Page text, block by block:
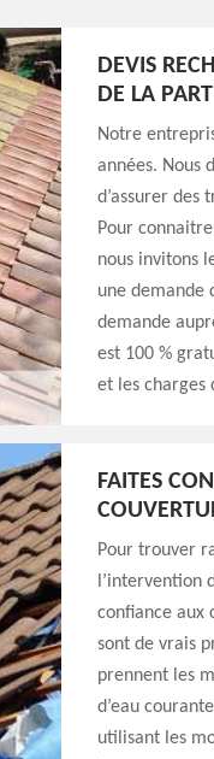
DEVIS
DE LA
Notre
années. Nous
d’assurer des
Pour
nous invitons
une demande
demande
est 100 %
et les charges
FAITES
Pour trouver
l’intervention
confiance aux
sont de vrais
prennent les
d’eau
utilisant les